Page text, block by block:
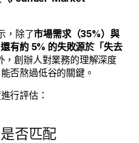
，除了市場需求（35%）與
有約 5% 的失敗源於「失去
，創辦人對業務的理解深度
否熬過低谷的關鍵。
行評估：
否匹配